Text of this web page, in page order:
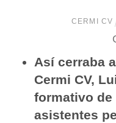
CERMI CV
Así cerraba
Cermi CV,
formativo
asistentes